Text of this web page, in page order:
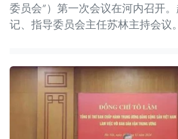
委员会”）第一次会议在河内召开
记、指导委员会主任苏林主持会议。